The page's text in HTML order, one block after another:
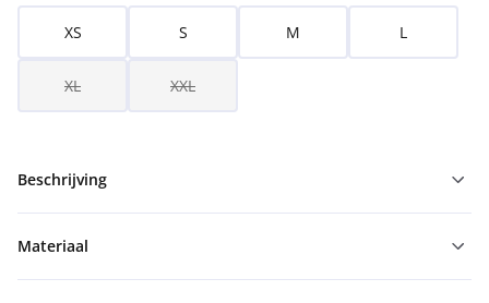
XS S M L
XL XXL
Beschrijving
Materiaal